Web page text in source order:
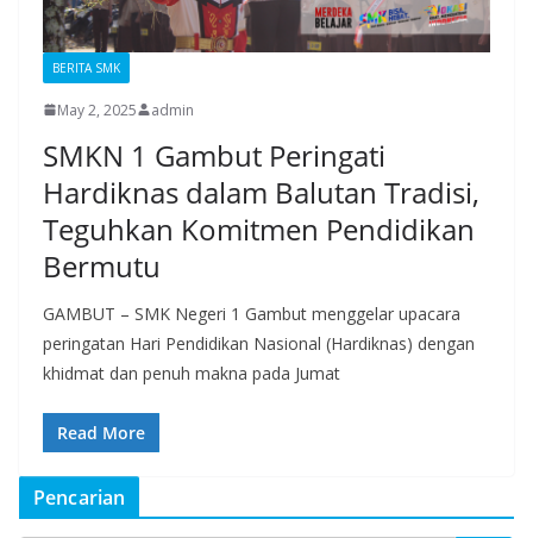
BERITA SMK
May 2, 2025 admin
SMKN 1 Gambut Peringati
Hardiknas dalam Balutan Tradisi,
Teguhkan Komitmen Pendidikan
Bermutu
GAMBUT – SMK Negeri 1 Gambut menggelar upacara
peringatan Hari Pendidikan Nasional (Hardiknas) dengan
khidmat dan penuh makna pada Jumat
Read More
Pencarian